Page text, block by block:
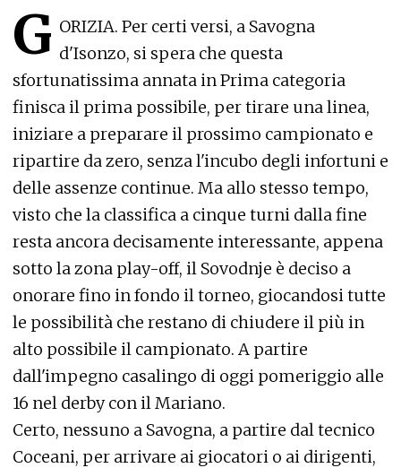
G ORIZIA. Per certi versi, a Savogna
d'Isonzo, si spera che questa
sfortunatissima annata in Prima categoria
finisca il prima possibile, per tirare una linea,
iniziare a preparare il prossimo campionato e
ripartire da zero, senza l'incubo degli infortuni e
delle assenze continue. Ma allo stesso tempo,
visto che la classifica a cinque turni dalla fine
resta ancora decisamente interessante, appena
sotto la zona play-off, il Sovodnje è deciso a
onorare fino in fondo il torneo, giocandosi tutte
le possibilità che restano di chiudere il più in
alto possibile il campionato. A partire
dall'impegno casalingo di oggi pomeriggio alle
16 nel derby con il Mariano.
Certo, nessuno a Savogna, a partire dal tecnico
Coceani, per arrivare ai giocatori o ai dirigenti,